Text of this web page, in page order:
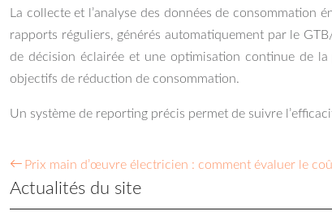
La collecte et l’analyse des données de
rapports réguliers, générés automatiquement par le
de décision éclairée et une optimisation continue de la
objectifs de réduction de consommation.
Un système de reporting précis permet de suivre
Prix main d’œuvre électricien : comment évaluer le
Actualités du site